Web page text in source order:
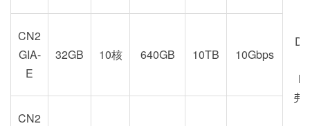
弗
CN2
GIA-
E
32GB 10核 640GB 10TB 10Gbps
CN2